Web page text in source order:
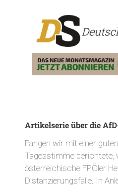
Artikelserie über die
Fangen wir mit einer
Tagesstimme berichtete,
österreichische FPÖler
Distanzierungsfalle. In